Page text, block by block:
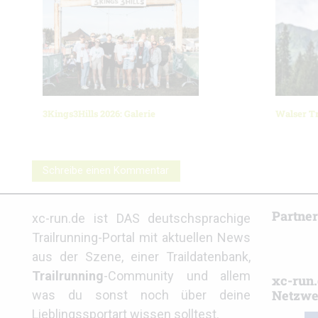
3Kings3Hills 2026: Galerie Walser
Schreibe einen Kommentar
xc-run.de ist DAS deutschsprachige
Trailrunning-Portal mit aktuellen News
aus der Szene, einer Traildatenbank,
Trailrunning-Community und allem
was du sonst noch über deine
Lieblingssportart wissen solltest.
Partner
xc-